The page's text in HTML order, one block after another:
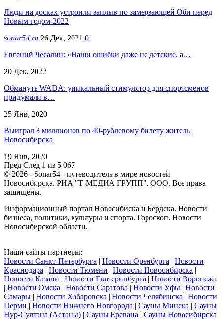
Люди на досках устроили заплыв по замерзающей Оби перед
Новым годом-2022
sonar54.ru 26 Дек, 2021 0
Евгений Чесалин: «Наши ошибки даже не детские, а…
20 Дек, 2022
Обмануть WADA: уникальный стимулятор для спортсменов
придумали в…
25 Янв, 2020
Выиграл 8 миллионов по 40-рублевому билету житель
Новосибирска
19 Янв, 2020
Пред След 1 из 5 067
© 2026 - Sonar54 - путеводитель в мире новостей
Новосибирска. РИА "Т-МЕДИА ГРУПП", ООО. Все права
защищены.
Информационный портал Новосибиска и Бердска. Новости
бизнеса, политики, культуры и спорта. Гороскоп. Новости
Новосибирской области.
Наши сайты партнеры:
Новости Санкт-Петербурга | Новости Оренбурга | Новости
Краснодара | Новости Тюмени | Новости Новосибирска |
Новости Казани | Новости Екатеринбурга | Новости Воронежа
| Новости Омска | Новости Саратова | Новости Уфы | Новости
Самары | Новости Хабаровска | Новости Челябинска | Новости
Перми | Новости Нижнего Новгорода | Сауны Минска | Сауны
Нур-Султана (Астаны) | Сауны Еревана | Сауны Новосибирска